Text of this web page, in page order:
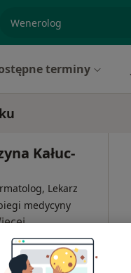
terminy
Kałuc-
Lekarz
medycyny
opinii